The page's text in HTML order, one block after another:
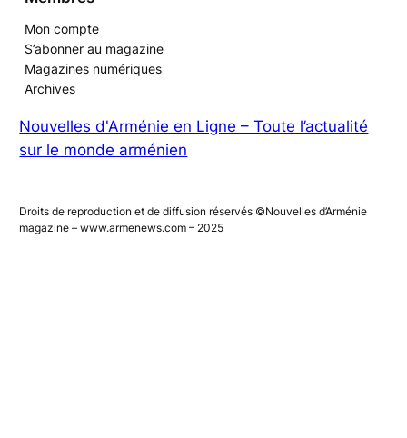
Mon compte
S’abonner au magazine
Magazines numériques
Nouvelles d'Arménie en Ligne – Toute l’actualité
Droits de reproduction et de diffusion réservés ©Nouvelles d’Arménie